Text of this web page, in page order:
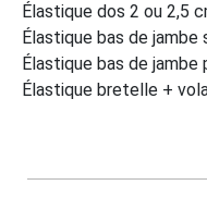
Élastique dos 2 ou 2,5
Élastique bas de
Élastique bas de
Élastique bretelle +